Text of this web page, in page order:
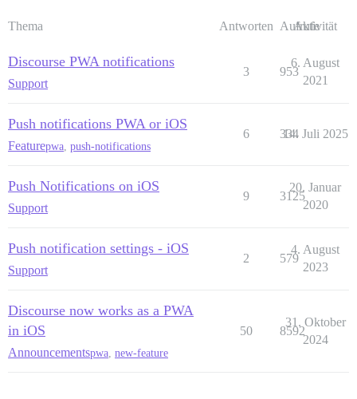
Thema Antworten Aufrufe
Aktivität
Discourse PWA notifications
Support
3 953
6. August
2021
Push notifications PWA or iOS
Featurepwa push-notifications
6 334
14. Juli 2025
Push Notifications on iOS
Support
9 3125
20. Januar
2020
Push notification settings - iOS
Support
2 579
4. August
2023
Discourse now works as a PWA
in iOS
Announcementspwa new-feature
50 8592
31. Oktober
2024